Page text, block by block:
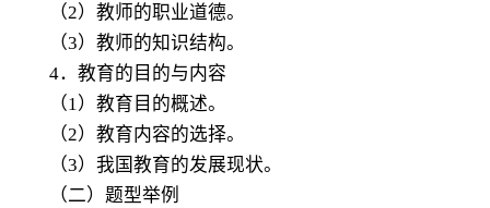
（2）教师的职业道德。
（3）教师的知识结构。
4．教育的目的与内容
（1）教育目的概述。
（2）教育内容的选择。
（3）我国教育的发展现状。
（二）题型举例